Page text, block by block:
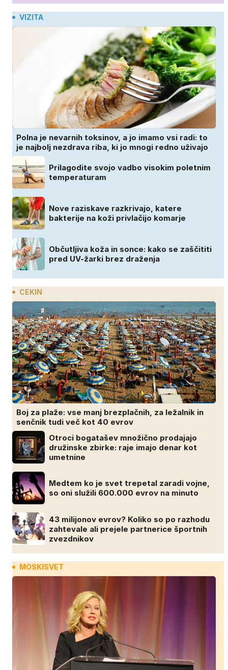
VIZITA
Polna je nevarnih toksinov, a jo imamo vsi radi: to
je najbolj nezdrava riba, ki jo mnogi redno uživajo
Prilagodite svojo vadbo visokim poletnim
temperaturam
Nove raziskave razkrivajo, katere
bakterije na koži privlačijo komarje
Občutljiva koža in sonce: kako se zaščititi
pred UV-žarki brez draženja
CEKIN
Boj za plaže: vse manj brezplačnih, za ležalnik in
senčnik tudi več kot 40 evrov
Otroci bogatašev množično prodajajo
družinske zbirke: raje imajo denar kot
umetnine
Medtem ko je svet trepetal zaradi vojne,
so oni služili 600.000 evrov na minuto
43 milijonov evrov? Koliko so po razhodu
zahtevale ali prejele partnerice športnih
zvezdnikov
MOSKISVET